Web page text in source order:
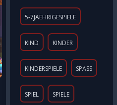
5-7JAEHRIGESPIELE
KIND KINDER
KINDERSPIELE SPASS
SPIEL SPIELE